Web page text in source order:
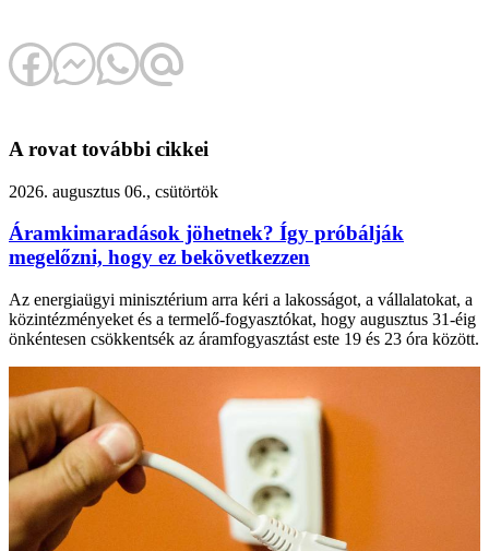
A rovat további cikkei
2026. augusztus 06., csütörtök
Áramkimaradások jöhetnek? Így próbálják
megelőzni, hogy ez bekövetkezzen
Az energiaügyi minisztérium arra kéri a lakosságot, a vállalatokat, a
közintézményeket és a termelő-fogyasztókat, hogy augusztus 31-éig
önkéntesen csökkentsék az áramfogyasztást este 19 és 23 óra között.